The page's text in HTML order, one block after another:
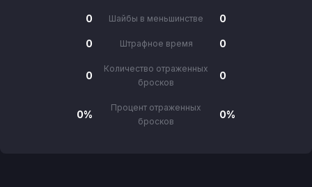
0 Шайбы в меньшинстве 0
0 Штрафное время 0
0
Количество отраженных
бросков
0
0%
Процент отраженных
бросков
0%